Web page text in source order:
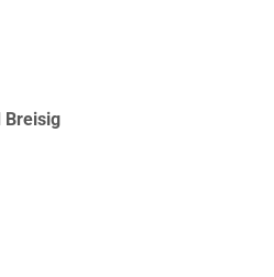
Breisig